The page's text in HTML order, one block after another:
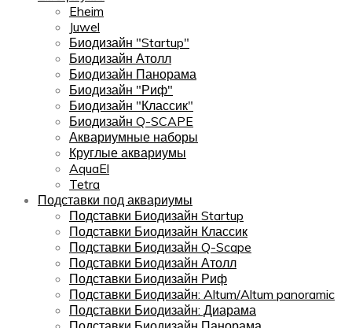
Eheim
Juwel
Биодизайн "Startup"
Биодизайн Атолл
Биодизайн Панорама
Биодизайн "Риф"
Биодизайн "Классик"
Биодизайн Q-SCAPE
Аквариумные наборы
Круглые аквариумы
AquaEl
Tetra
Подставки под аквариумы
Подставки Биодизайн Startup
Подставки Биодизайн Классик
Подставки Биодизайн Q-Scape
Подставки Биодизайн Атолл
Подставки Биодизайн Риф
Подставки Биодизайн: Altum/Altum panoramic
Подставки Биодизайн: Диарама